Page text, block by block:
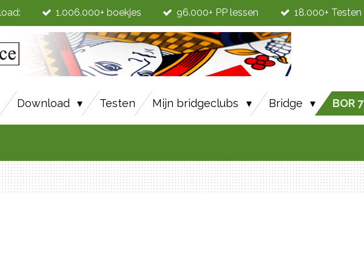
1.006.000+ boekjes 96.000+ PP lessen 18.000+ Testen
Download Testen Mijn bridgeclubs Bridge BOR 7